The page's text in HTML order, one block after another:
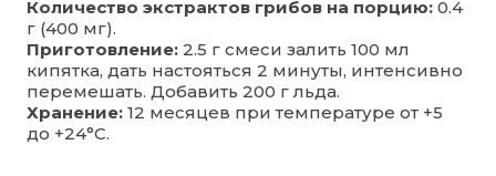
Количество экстрактов грибов на порцию: 0.4
г (400 мг).
Приготовление: 2.5 г смеси залить 100 мл
кипятка, дать настояться 2 минуты, интенсивно
перемешать. Добавить 200 г льда.
Хранение: 12 месяцев при температуре от +5
до +24°С.